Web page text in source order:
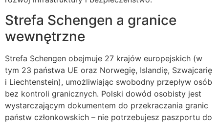
Strefa Schengen a granice
wewnętrzne
Strefa Schengen obejmuje 27 krajów europejskich (w
tym 23 państwa UE oraz Norwegię, Islandię, Szwajcarię
i Liechtenstein), umożliwiając swobodny przepływ osób
bez kontroli granicznych. Polski dowód osobisty jest
wystarczającym dokumentem do przekraczania granic
państw członkowskich – nie potrzebujesz paszportu do